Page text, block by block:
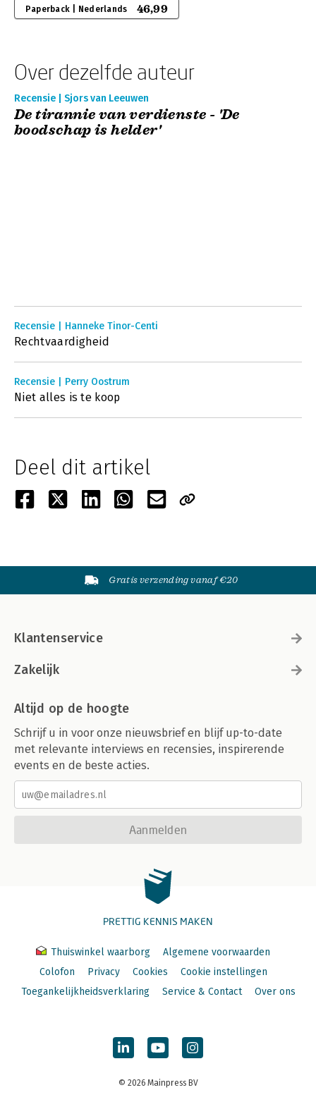
Paperback | Nederlands 46,99
Over dezelfde auteur
Recensie | Sjors van Leeuwen
De tirannie van verdienste - 'De
boodschap is helder'
Recensie | Hanneke Tinor-Centi
Rechtvaardigheid
Recensie | Perry Oostrum
Niet alles is te koop
Deel dit artikel
Gratis verzending vanaf €20
Klantenservice
Zakelijk
Altijd op de hoogte
Schrijf u in voor onze nieuwsbrief en blijf up-to-date
met relevante interviews en recensies, inspirerende
events en de beste acties.
Aanmelden
PRETTIG KENNIS MAKEN
Thuiswinkel waarborg
Algemene voorwaarden
Colofon
Privacy Cookies
Cookie instellingen
Toegankelijkheidsverklaring
Service & Contact Over ons
© 2026 Mainpress BV